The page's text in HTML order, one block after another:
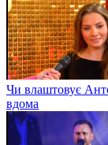
Чи влаштовує
вдома